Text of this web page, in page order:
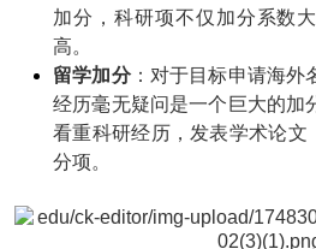
加分，科研项不仅加分系数
高。
留学加分：对于目标申请海外
经历毫无疑问是一个巨大的加
看重科研经历，发表学术论文
分项。